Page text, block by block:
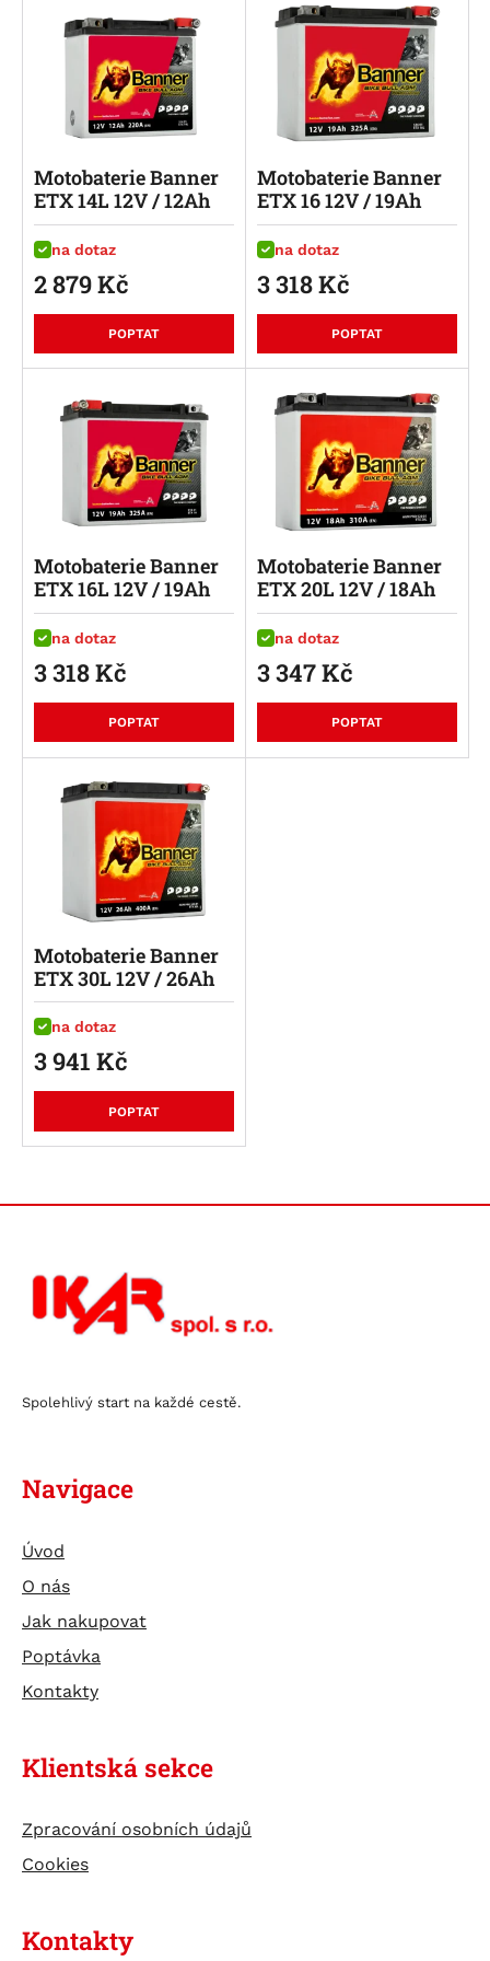
na dotaz
Motobaterie Banner
ETX 14L 12V / 12Ah
2 879Kč
POPTAT
na dotaz
Motobaterie Banner
ETX 16 12V / 19Ah
3 318Kč
POPTAT
na dotaz
Motobaterie Banner
ETX 16L 12V / 19Ah
3 318Kč
POPTAT
na dotaz
Motobaterie Banner
ETX 20L 12V / 18Ah
3 347Kč
POPTAT
na dotaz
Motobaterie Banner
ETX 30L 12V / 26Ah
3 941 Kč
POPTAT
Spolehlivý start na každé cestě.
Navigace
Úvod
O nás
Jak nakupovat
Poptávka
Kontakty
Klientská sekce
Zpracování osobních údajů
Cookies
Kontakty